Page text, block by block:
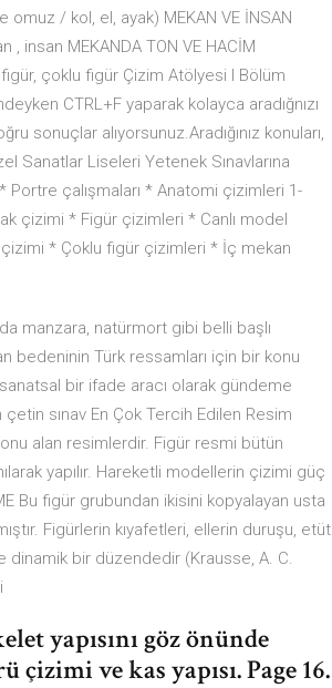
/ kol, el, ayak) MEKAN VE İNSAN
insan MEKANDA TON VE HACİM
çoklu figür Çizim Atölyesi l Bölüm
CTRL+F yaparak kolayca aradığnızı
sonuçlar alıyorsunuz.Aradığınız konuları,
Sanatlar Liseleri Yetenek Sınavlarına
Portre çalışmaları * Anatomi çizimleri 1-
çizimi * Figür çizimleri * Canlı model
* Çoklu figür çizimleri * İç mekan
manzara, natürmort gibi belli başlı
bedeninin Türk ressamları için bir konu
bir ifade aracı olarak gündeme
sınav En Çok Tercih Edilen Resim
alan resimlerdir. Figür resmi bütün
yapılır. Hareketli modellerin çizimi güç
Bu figür grubundan ikisini kopyalayan usta
Figürlerin kıyafetleri, ellerin duruşu, etüt
dinamik bir düzendedir (Krausse, A. C.
yapısını göz önünde
ve kas yapısı. Page 16.